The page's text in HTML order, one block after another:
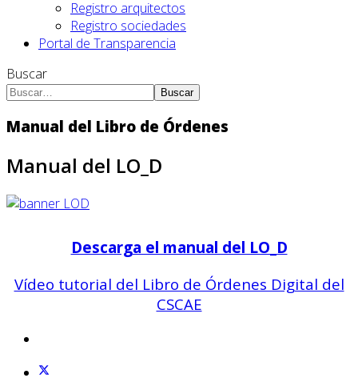
Registro arquitectos
Registro sociedades
Portal de Transparencia
Buscar
Buscar
Manual del Libro de Órdenes
Manual del LO_D
Descarga el manual del LO_D
Vídeo tutorial del Libro de Órdenes Digital del
CSCAE